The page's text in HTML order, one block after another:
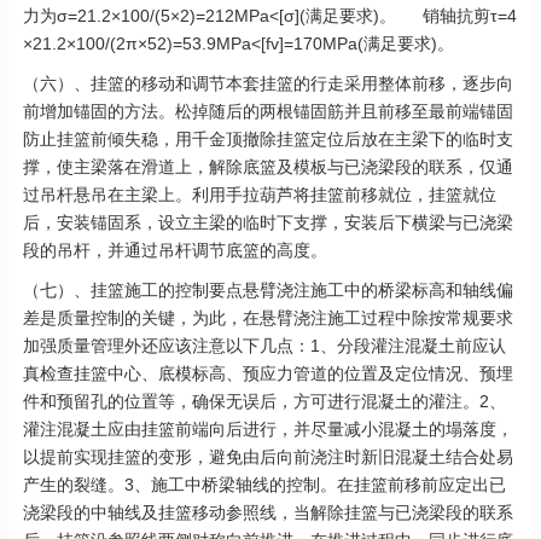
力为σ=21.2×100/(5×2)=212MPa<[σ](满足要求)。 销轴抗剪τ=4
×21.2×100/(2π×52)=53.9MPa<[fv]=170MPa(满足要求)。
（六）、挂篮的移动和调节本套挂篮的行走采用整体前移，逐步向
前增加锚固的方法。松掉随后的两根锚固筋并且前移至最前端锚固
防止挂篮前倾失稳，用千金顶撤除挂篮定位后放在主梁下的临时支
撑，使主梁落在滑道上，解除底篮及模板与已浇梁段的联系，仅通
过吊杆悬吊在主梁上。利用手拉葫芦将挂篮前移就位，挂篮就位
后，安装锚固系，设立主梁的临时下支撑，安装后下横梁与已浇梁
段的吊杆，并通过吊杆调节底篮的高度。
（七）、挂篮施工的控制要点悬臂浇注施工中的桥梁标高和轴线偏
差是质量控制的关键，为此，在悬臂浇注施工过程中除按常规要求
加强质量管理外还应该注意以下几点：1、分段灌注混凝土前应认
真检查挂篮中心、底模标高、预应力管道的位置及定位情况、预埋
件和预留孔的位置等，确保无误后，方可进行混凝土的灌注。2、
灌注混凝土应由挂篮前端向后进行，并尽量减小混凝土的塌落度，
以提前实现挂篮的变形，避免由后向前浇注时新旧混凝土结合处易
产生的裂缝。3、施工中桥梁轴线的控制。在挂篮前移前应定出已
浇梁段的中轴线及挂篮移动参照线，当解除挂篮与已浇梁段的联系